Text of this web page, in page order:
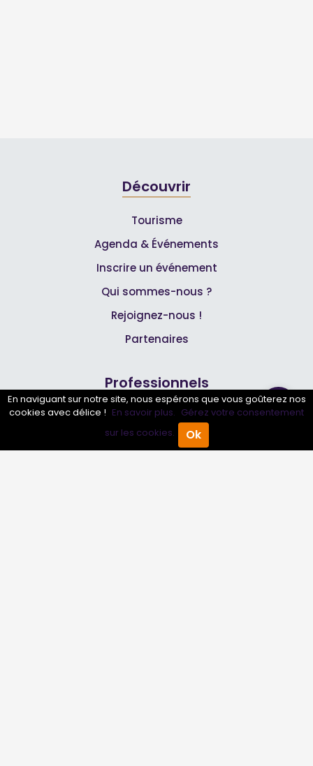
Annuaire Pro Agenda
Découvrir
Tourisme
Agenda & Événements
Inscrire un événement
Qui sommes-nous ?
Rejoignez-nous !
Partenaires
Professionnels
Annuaire pro
Inscrire mon entreprise
En naviguant sur notre site, nous espérons que vous goûterez nos
cookies avec délice ! En savoir plus. Gérez votre consentement
sur les cookies.
Ok